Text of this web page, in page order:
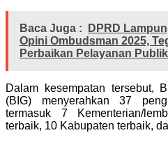
Baca Juga :
DPRD
Opini Ombudsman 2025,
Perbaikan Pelayanan Publik
Dalam kesempatan tersebut,
(BIG) menyerahkan 37
termasuk 7 Kementerian/
terbaik, 10 Kabupaten terbaik,